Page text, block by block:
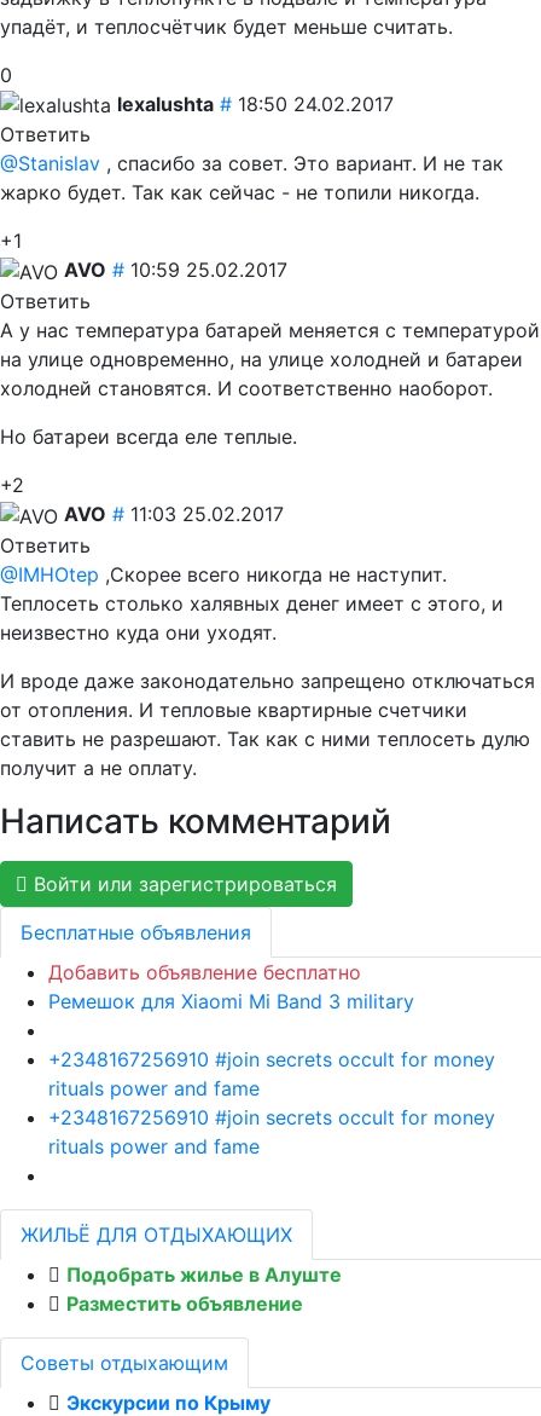
упадёт, и теплосчётчик будет меньше считать.
0
lexalushta # 18:50 24.02.2017
Ответить
@Stanislav , спасибо за совет. Это вариант. И не так
жарко будет. Так как сейчас - не топили никогда.
+1
AVO # 10:59 25.02.2017
Ответить
А у нас температура батарей меняется с температурой
на улице одновременно, на улице холодней и батареи
холодней становятся. И соответственно наоборот.
Но батареи всегда еле теплые.
+2
AVO # 11:03 25.02.2017
Ответить
@IMHOtep ,Скорее всего никогда не наступит.
Теплосеть столько халявных денег имеет с этого, и
неизвестно куда они уходят.
И вроде даже законодательно запрещено отключаться
от отопления. И тепловые квартирные счетчики
ставить не разрешают. Так как с ними теплосеть дулю
получит а не оплату.
Написать комментарий
Войти или зарегистрироваться
Бесплатные объявления
Добавить объявление бесплатно
Ремешок для Xiaomi Mi Band 3 military
+2348167256910 #join secrets occult for money
rituals power and fame
+2348167256910 #join secrets occult for money
rituals power and fame
ЖИЛЬЁ ДЛЯ ОТДЫХАЮЩИХ
Подобрать жилье в Алуште
Разместить объявление
Советы отдыхающим
Экскурсии по Крыму